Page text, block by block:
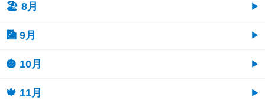
🏖 8月
🎑 9月
🎃 10月
🍁 11月